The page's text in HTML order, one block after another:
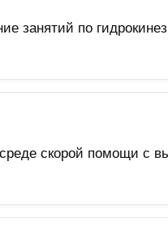
занятий по
скорой помощи с